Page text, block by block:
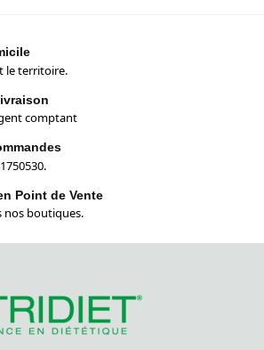
le territoire.
comptant
Point de Vente
nos boutiques.